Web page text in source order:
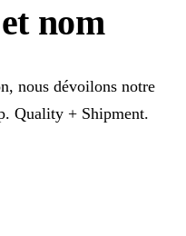
nom
nous dévoilons notre
Quality + Shipment.